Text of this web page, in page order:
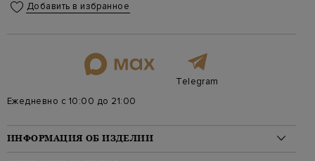
Добавить в избранное
Telegram
Ежедневно с 10:00 до 21:00
ИНФОРМАЦИЯ ОБ ИЗДЕЛИИ